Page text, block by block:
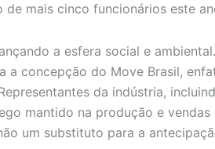
mais cinco funcionários este
a esfera social e
concepção do Move Brasil,
da indústria,
mantido na produção e
um substituto para a